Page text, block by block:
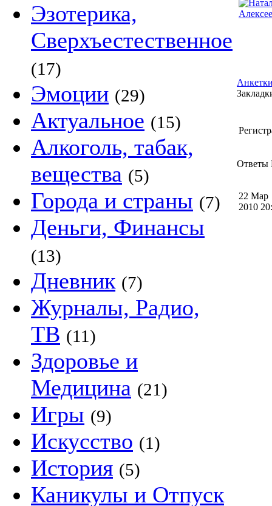
Эзотерика,
Сверхъестественное
(17)
Эмоции (29)
Актуальное (15)
Алкоголь, табак,
вещества (5)
Города и страны (7)
Деньги, Финансы
(13)
Дневник (7)
Журналы, Радио,
ТВ (11)
Здоровье и
Медицина (21)
Игры (9)
Искусство (1)
История (5)
Каникулы и Отпуск
Ответы
22 Мар
2010